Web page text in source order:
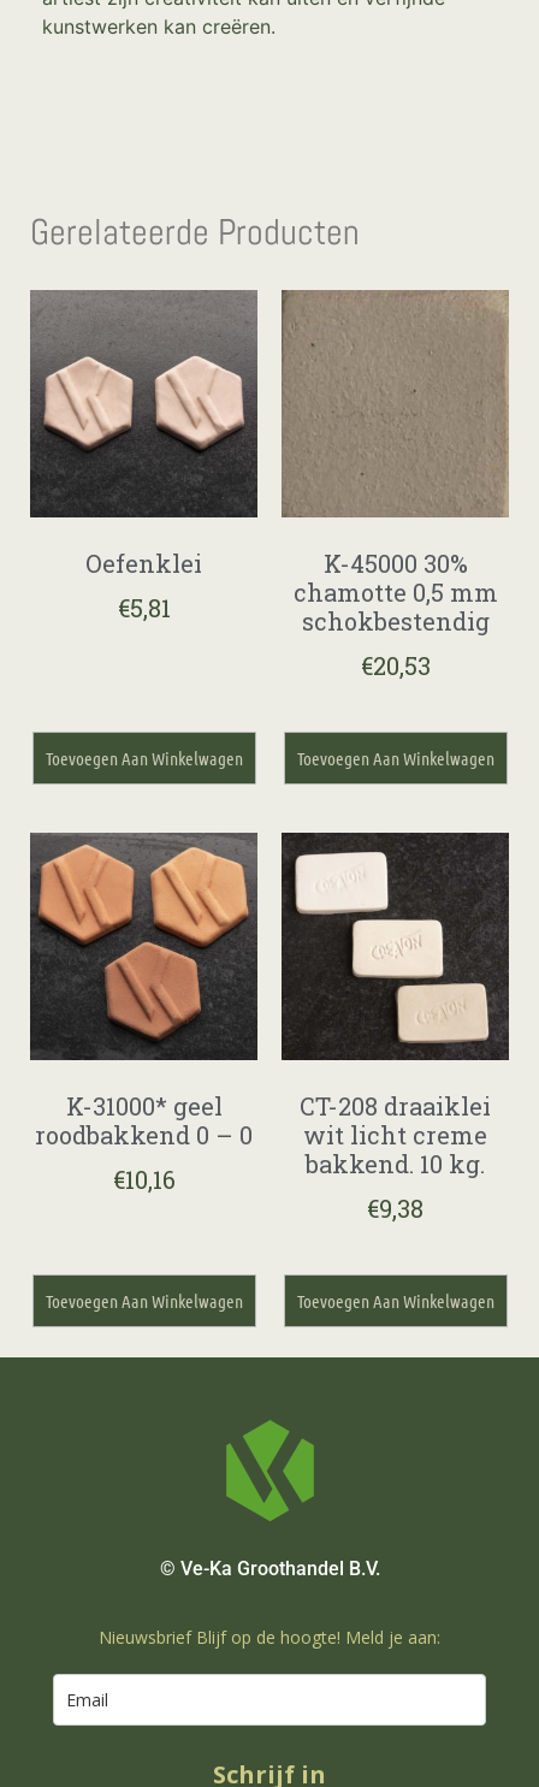
kunstwerken kan creëren.
Gerelateerde Producten
Oefenklei
€5,81
Toevoegen Aan Winkelwagen
K-45000 30%
chamotte 0,5 mm
schokbestendig
€20,53
Toevoegen Aan Winkelwagen
K-31000* geel
roodbakkend 0 – 0
€10,16
Toevoegen Aan Winkelwagen
CT-208 draaiklei
wit licht creme
bakkend. 10 kg.
€9,38
Toevoegen Aan Winkelwagen
© Ve-Ka Groothandel B.V.
Nieuwsbrief Blijf op de hoogte! Meld je aan:
Schrijf in